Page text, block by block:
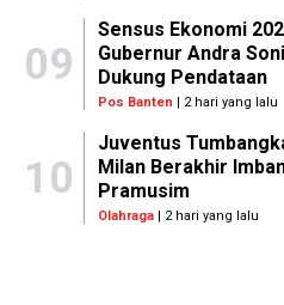
09
Sensus Ekonomi
Gubernur Andra
Dukung Pendataan
Pos Banten | 2 hari yang lalu
10
Juventus
Milan Berakhir
Pramusim
Olahraga | 2 hari yang lalu